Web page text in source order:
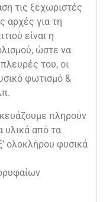
τις ξεχωριστές
αρχές για τη
είναι η
ώστε να
του, οι
φωτισμό &
πληρούν
υλικά από τα
ολοκλήρου φυσικά